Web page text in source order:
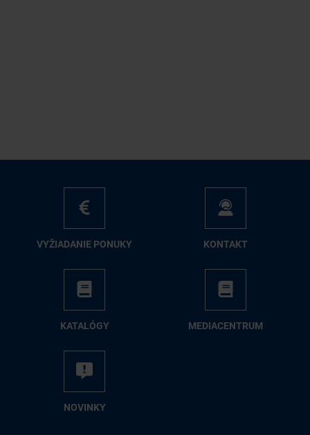
VY­ŽIA­DA­NIE PO­NU­KY KON­TAKT
KA­TA­LÓ­GY ME­DIA­CEN­TRUM
NO­VIN­KY